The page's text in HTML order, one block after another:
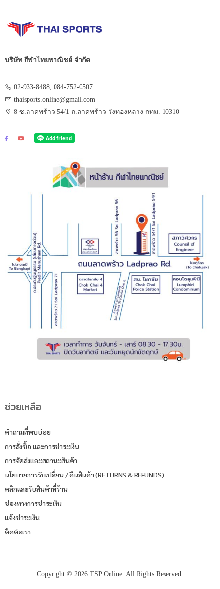
บริษัท กีฬาไทยพาณิชย์ จำกัด
02-933-8488, 084-752-0507
thaisports.online@gmail.com
8 ซ.ลาดพร้าว 54/1 ถ.ลาดพร้าว วังทองหลาง กทม. 10310
ช่วยเหลือ
คำถามที่พบบ่อย
การสั่งซื้อ และการชำระเงิน
การจัดส่งและสถานะสินค้า
นโยบายการรับเปลี่ยน / คืนสินค้า (RETURNS & REFUNDS)
คลิกและรับสินค้าที่ร้าน
ช่องทางการชำระเงิน
แจ้งชำระเงิน
ติดต่อเรา
Copyright © 2026 TSP Online. All Rights Reserved.